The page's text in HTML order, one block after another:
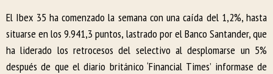
El Ibex 35 ha comenzado la semana con una caída del 1,2%, hasta
situarse en los 9.941,3 puntos, lastrado por el Banco Santander, que
ha liderado los retrocesos del selectivo al desplomarse un 5%
después de que el diario británico ‘Financial Times’ informase de